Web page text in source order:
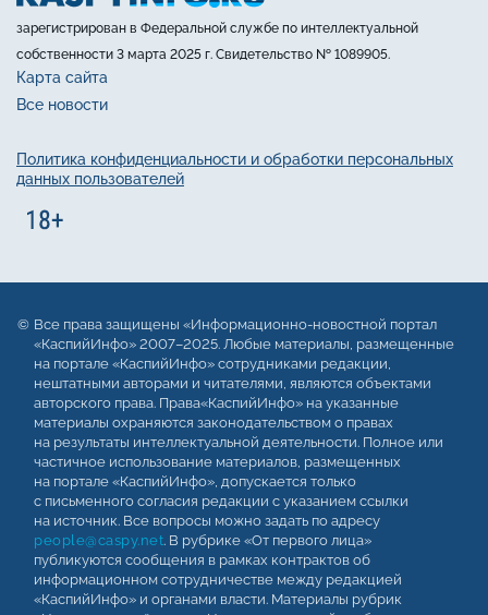
зарегистрирован в Федеральной службе по интеллектуальной
собственности 3 марта 2025 г. Свидетельство № 1089905.
Карта сайта
Все новости
Политика конфиденциальности и обработки персональных
данных пользователей
Все права защищены «Информационно-новостной портал
«КаспийИнфо» 2007–2025. Любые материалы, размещенные
на портале «КаспийИнфо» сотрудниками редакции,
нештатными авторами и читателями, являются объектами
авторского права. Права«КаспийИнфо» на указанные
материалы охраняются законодательством о правах
на результаты интеллектуальной деятельности. Полное или
частичное использование материалов, размещенных
на портале «КаспийИнфо», допускается только
с письменного согласия редакции с указанием ссылки
на источник. Все вопросы можно задать по адресу
people@caspy.net. В рубрике «От первого лица»
публикуются сообщения в рамках контрактов об
информационном сотрудничестве между редакцией
«КаспийИнфо» и органами власти. Материалы рубрик